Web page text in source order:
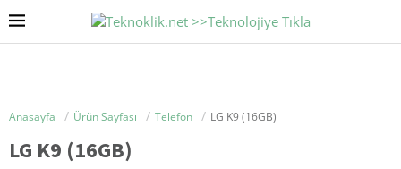
Anasayfa Ürün Sayfası Telefon LG K9 (16GB)
LG K9 (16GB)